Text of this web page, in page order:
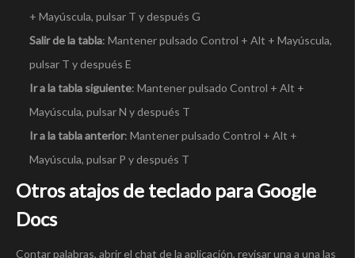
+ Mayúscula, pulsar T y después G
Salir de la tabla: Mantener pulsado Control + Alt + Mayúscula,
pulsar T y después E
Ir a la tabla siguiente: Mantener pulsado Control + Alt +
Mayúscula, pulsar N y después T
Ir a la tabla anterior: Mantener pulsado Control + Alt +
Mayúscula, pulsar P y después T
Otros atajos de teclado para Google
Docs
Contar palabras, abrir el chat de la aplicación, revisar una a una las